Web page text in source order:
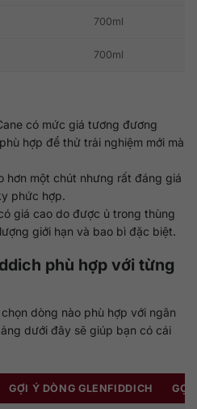
700ml
700ml
có mức giá tương đương
hợp để thử trải nghiệm mới mà
hơn một chút nhưng rất đáng giá
phức hợp.
giá cao do được ủ trong thùng
giới hạn và bao bì đặc biệt.
phù hợp với từng
dòng nào phù hợp với ngân
dưới đây sẽ giúp bạn có cái
GỢI Ý DÒNG GLENFIDDICH GỢI